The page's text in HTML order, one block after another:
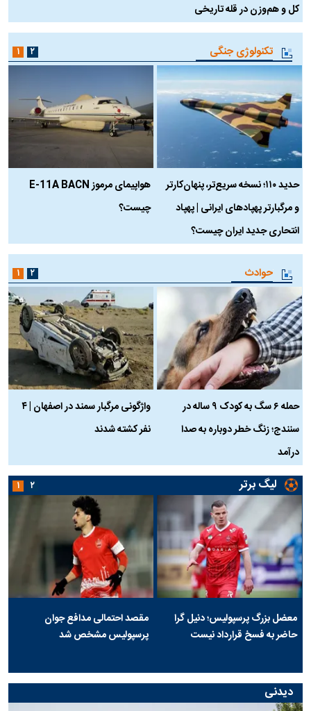
کل و هم‌وزن در قله تاریخی
تکنولوژی جنگی
حدید ۱۱۰؛ نسخه سریع‌تر، پنهان‌کارتر
و مرگبارتر پهپادهای ایرانی | پهپاد
انتحاری جدید ایران چیست؟
هواپیمای مرموز E-11A BACN
چیست؟
۱ ۲
حوادث
حمله ۶ سگ به کودک ۹ ساله در
سنندج؛ زنگ خطر دوباره به صدا
درآمد
واژگونی مرگبار سمند در اصفهان | ۴
نفر کشته شدند
۱ ۲
لیگ برتر
معضل بزرگ پرسپولیس؛ دنیل گرا
حاضر به فسخ قرارداد نیست
مقصد احتمالی مدافع جوان
پرسپولیس مشخص شد
۱ ۲
دیدنی